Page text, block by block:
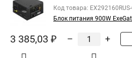
Код товара: EX292160RUS-
Блок питания 900W
3 385,03 ₽ – +